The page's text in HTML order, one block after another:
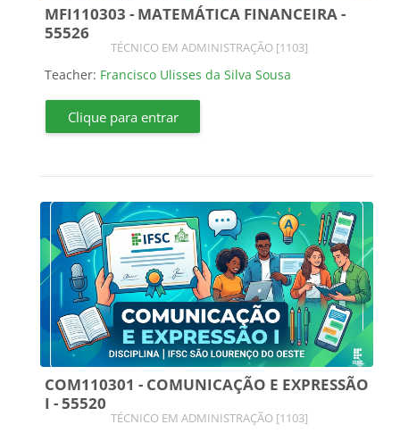
MFI110303 - MATEMÁTICA FINANCEIRA -
55526
Course category
TÉCNICO EM ADMINISTRAÇÃO [1103]
Teacher: Francisco Ulisses da Silva Sousa
Clique para entrar
COM110301 - COMUNICAÇÃO E EXPRESSÃO
I - 55520
Course category
TÉCNICO EM ADMINISTRAÇÃO [1103]